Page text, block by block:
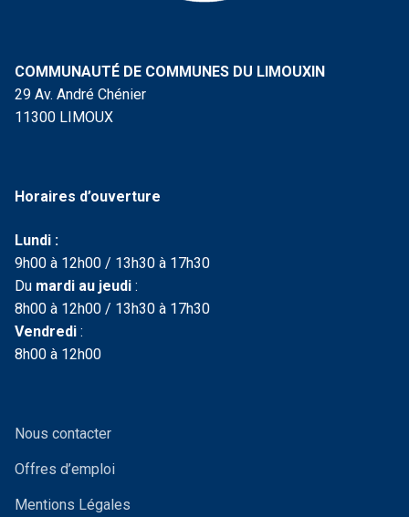
COMMUNAUTÉ DE COMMUNES DU LIMOUXIN
29 Av. André Chénier
11300 LIMOUX
Horaires d’ouverture
Lundi :
9h00 à 12h00 / 13h30 à 17h30
Du mardi au jeudi :
8h00 à 12h00 / 13h30 à 17h30
Vendredi :
8h00 à 12h00
Nous contacter
Offres d’emploi
Mentions Légales